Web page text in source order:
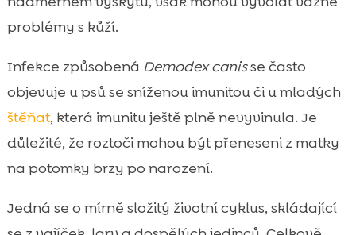
problémy s kůží.
Infekce způsobená Demodex canisse často
objevuje u psů se sníženou imunitou či u mladých
štěňat, která imunitu ještě plně nevyvinula. Je
důležité, že roztoči mohou být přeneseni z matky
na potomky brzy po narození.
Jedná se o mírně složitý životní cyklus, skládající